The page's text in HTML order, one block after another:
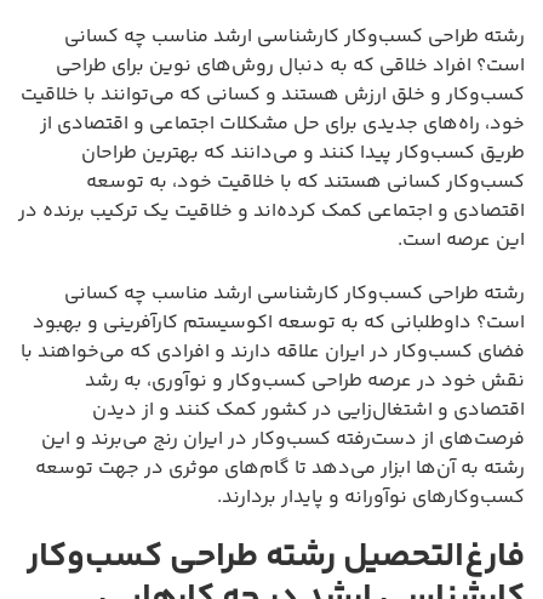
رشته طراحی کسب‌وکار کارشناسی ارشد مناسب چه کسانی
است؟ افراد خلاقی که به دنبال روش‌های نوین برای طراحی
کسب‌وکار و خلق ارزش هستند و کسانی که می‌توانند با خلاقیت
خود، راه‌های جدیدی برای حل مشکلات اجتماعی و اقتصادی از
طریق کسب‌وکار پیدا کنند و می‌دانند که بهترین طراحان
کسب‌وکار کسانی هستند که با خلاقیت خود، به توسعه
اقتصادی و اجتماعی کمک کرده‌اند و خلاقیت یک ترکیب برنده در
این عرصه است.
رشته طراحی کسب‌وکار کارشناسی ارشد مناسب چه کسانی
است؟ داوطلبانی که به توسعه اکوسیستم کارآفرینی و بهبود
فضای کسب‌وکار در ایران علاقه دارند و افرادی که می‌خواهند با
نقش خود در عرصه طراحی کسب‌وکار و نوآوری، به رشد
اقتصادی و اشتغال‌زایی در کشور کمک کنند و از دیدن
فرصت‌های از دست‌رفته کسب‌وکار در ایران رنج می‌برند و این
رشته به آن‌ها ابزار می‌دهد تا گام‌های موثری در جهت توسعه
کسب‌وکارهای نوآورانه و پایدار بردارند.
فارغ‌التحصیل رشته طراحی کسب‌وکار